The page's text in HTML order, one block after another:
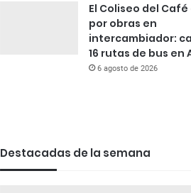
El Coliseo del
por obras en
intercambiador:
16 rutas de bus en
6 agosto de 2026
Destacadas de la semana